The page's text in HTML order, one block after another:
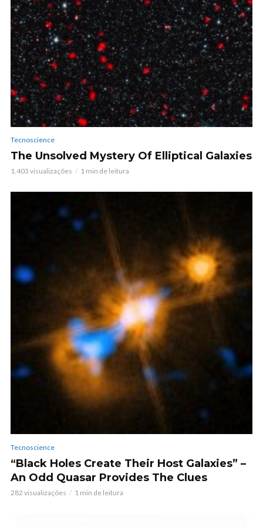
Tecnoscience
The Unsolved Mystery Of Elliptical Galaxies
1.403 visualizações 1 min de leitura
Tecnoscience
“Black Holes Create Their Host Galaxies” –
An Odd Quasar Provides The Clues
282 visualizações 1 min de leitura